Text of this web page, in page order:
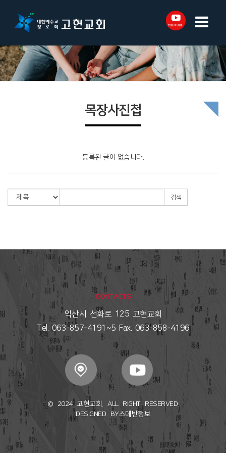
목장사진첩
등록된 글이 없습니다.
검색
CONTACTS
익산시 선화로 125 고현교회
Tel. 063-857-4191~5 Fax. 063-858-4196
© 2024 고현교회. ALL RIGHT RESERVED.
DESIGNED BY스데반정보